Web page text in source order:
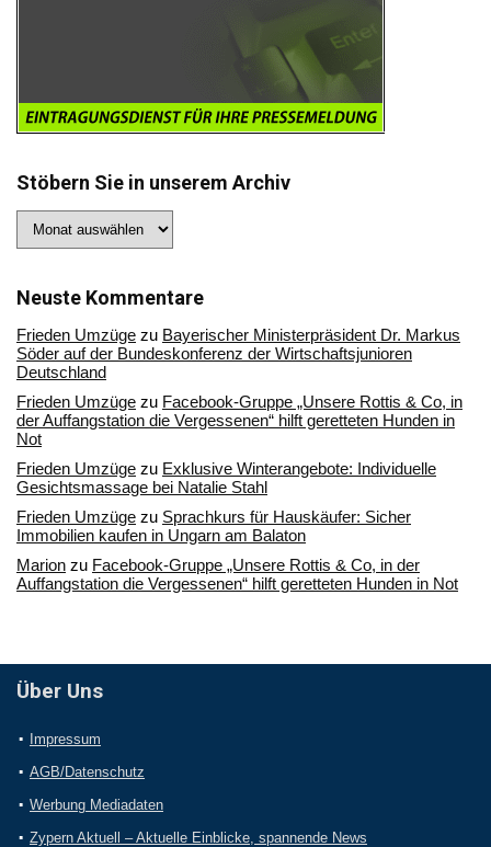
Stöbern Sie in unserem Archiv
Sie
Archiv
Neuste Kommentare
Frieden Umzüge zu Bayerischer Ministerpräsident Dr. Markus
Söder auf der Bundeskonferenz der Wirtschaftsjunioren
Deutschland
Frieden Umzüge zu Facebook-Gruppe „Unsere Rottis & Co, in
der Auffangstation die Vergessenen“ hilft geretteten Hunden in
Not
Frieden Umzüge zu Exklusive Winterangebote: Individuelle
Gesichtsmassage bei Natalie Stahl
Frieden Umzüge zu Sprachkurs für Hauskäufer: Sicher
Immobilien kaufen in Ungarn am Balaton
Marion zu Facebook-Gruppe „Unsere Rottis & Co, in der
Auffangstation die Vergessenen“ hilft geretteten Hunden in Not
Über Uns
Impressum
AGB/Datenschutz
Werbung Mediadaten
Zypern Aktuell – Aktuelle Einblicke, spannende News